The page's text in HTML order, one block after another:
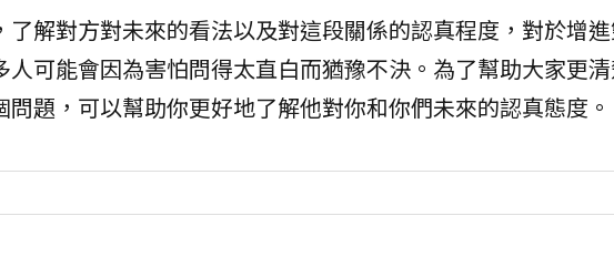
了解對方對未來的看法以及對這段關係的認真程度，對於增
人可能會因為害怕問得太直白而猶豫不決。為了幫助大家更
問題，可以幫助你更好地了解他對你和你們未來的認真態度。